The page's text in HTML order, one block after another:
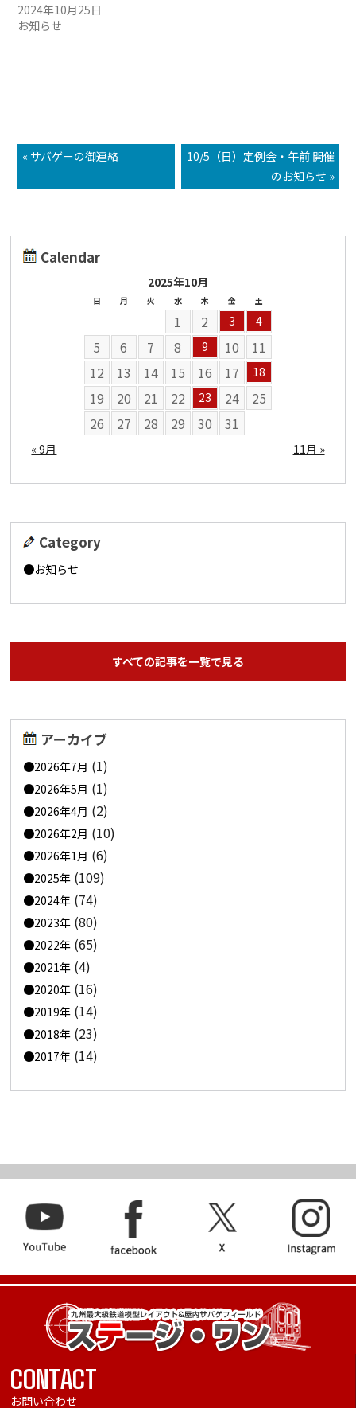
2024年10月25日
お知らせ
« サバゲーの御連絡
10/5（日）定例会・午前 開催
のお知らせ »
Calendar
2025年10月
日 月 火 水 木 金 土
1 2 3 4
5 6 7 8 9 10
11
12
13 14 15 16 17 18
19 20 21 22 23 24
25
26
27 28 29 30 31
« 9月 11月 »
Category
お知らせ
すべての記事を一覧で見る
アーカイブ
2026年7月 (1)
2026年5月 (1)
2026年4月 (2)
2026年2月 (10)
2026年1月 (6)
2025年 (109)
2024年 (74)
2023年 (80)
2022年 (65)
2021年 (4)
2020年 (16)
2019年 (14)
2018年 (23)
2017年 (14)
CONTACT
お問い合わせ